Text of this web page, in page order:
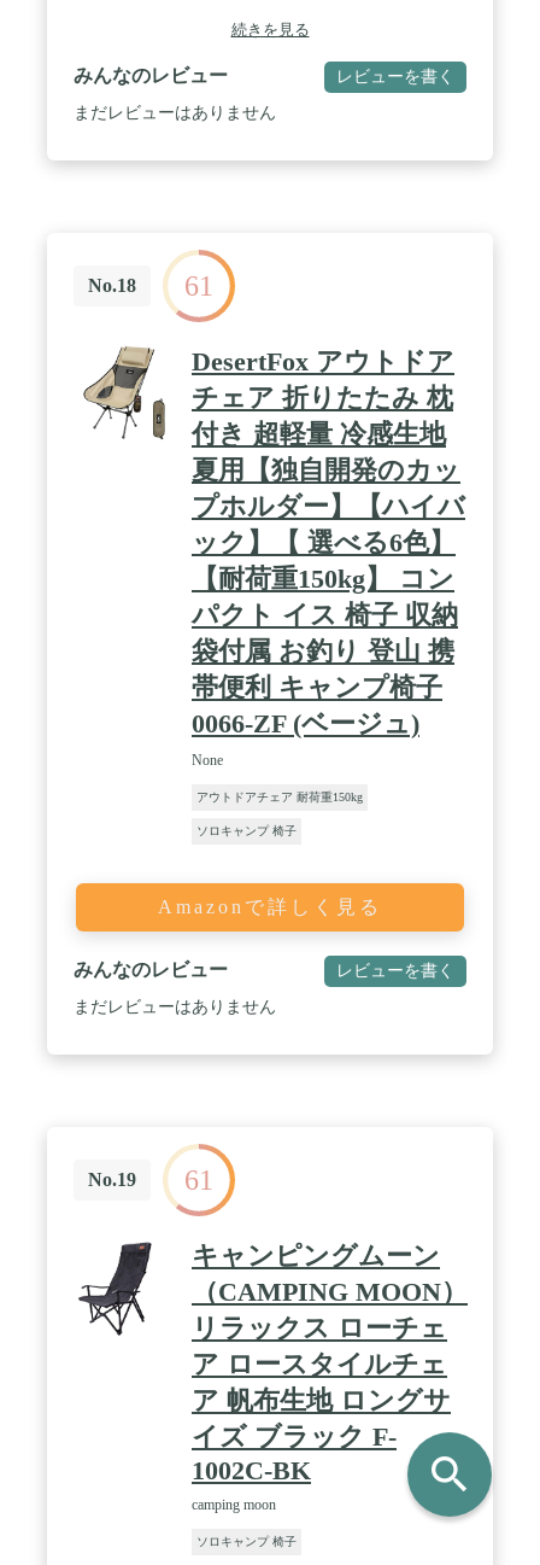
続きを見る
みんなのレビュー レビューを書く
まだレビューはありません
No.18 61
DesertFox アウトドア
チェア 折りたたみ 枕
付き 超軽量 冷感生地
夏用【独自開発のカッ
プホルダー】【ハイバ
ック】【 選べる6色】
【耐荷重150kg】 コン
パクト イス 椅子 収納
袋付属 お釣り 登山 携
帯便利 キャンプ椅子
0066-ZF (ベージュ)
None
アウトドアチェア 耐荷重150kg
ソロキャンプ 椅子
Amazonで詳しく見る
みんなのレビュー レビューを書く
まだレビューはありません
No.19 61
キャンピングムーン
（CAMPING MOON）
リラックス ローチェ
ア ロースタイルチェ
ア 帆布生地 ロングサ
イズ ブラック F-
1002C-BK
camping moon
ソロキャンプ 椅子
search